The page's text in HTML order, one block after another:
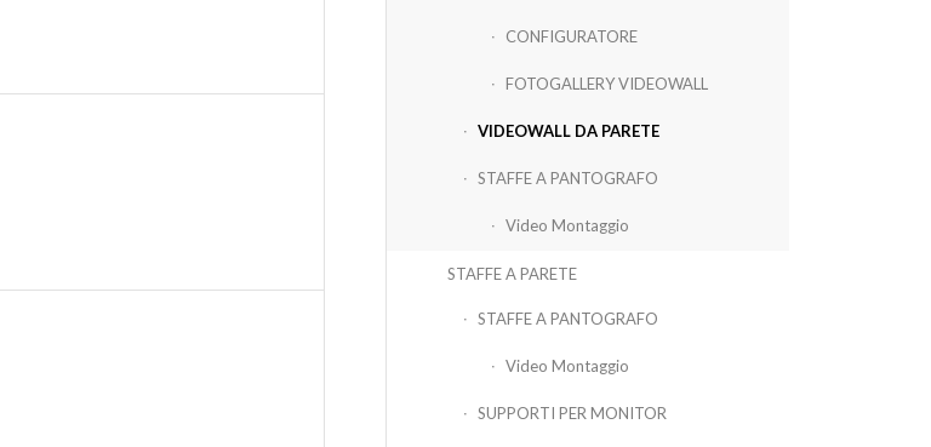
CONFIGURATORE
FOTOGALLERY VIDEOWALL
VIDEOWALL DA PARETE
STAFFE A PANTOGRAFO
Video Montaggio
STAFFE A PARETE
STAFFE A PANTOGRAFO
Video Montaggio
SUPPORTI PER MONITOR